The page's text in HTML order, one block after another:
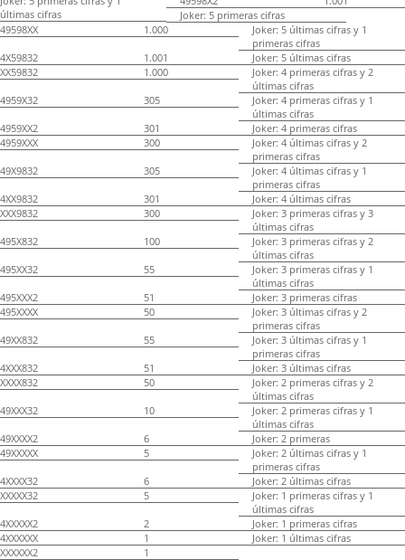
últimas cifras
Joker: 5 primeras cifras
49598XX
1.000
Joker: 5 últimas cifras y 1
primeras cifras
4X59832
1.001
Joker: 5 últimas cifras
XX59832
1.000
Joker: 4 primeras cifras y 2
últimas cifras
4959X32
305
Joker: 4 primeras cifras y 1
últimas cifras
4959XX2
301
Joker: 4 primeras cifras
4959XXX
300
Joker: 4 últimas cifras y 2
primeras cifras
49X9832
305
Joker: 4 últimas cifras y 1
primeras cifras
4XX9832
301
Joker: 4 últimas cifras
XXX9832
300
Joker: 3 primeras cifras y 3
últimas cifras
495X832
100
Joker: 3 primeras cifras y 2
últimas cifras
495XX32
55
Joker: 3 primeras cifras y 1
últimas cifras
495XXX2
51
Joker: 3 primeras cifras
495XXXX
50
Joker: 3 últimas cifras y 2
primeras cifras
49XX832
55
Joker: 3 últimas cifras y 1
primeras cifras
4XXX832
51
Joker: 3 últimas cifras
XXXX832
50
Joker: 2 primeras cifras y 2
últimas cifras
49XXX32
10
Joker: 2 primeras cifras y 1
últimas cifras
49XXXX2
6
Joker: 2 primeras
49XXXXX
5
Joker: 2 últimas cifras y 1
primeras cifras
4XXXX32
6
Joker: 2 últimas cifras
XXXXX32
5
Joker: 1 primeras cifras y 1
últimas cifras
4XXXXX2
2
Joker: 1 primeras cifras
4XXXXXX
1
Joker: 1 últimas cifras
XXXXXX2
1